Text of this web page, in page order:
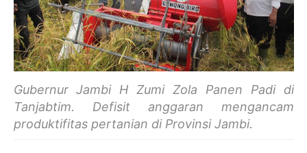
Gubernur Jambi H Zumi Zola Panen Padi di
Tanjabtim. Defisit anggaran mengancam
produktifitas pertanian di Provinsi Jambi.